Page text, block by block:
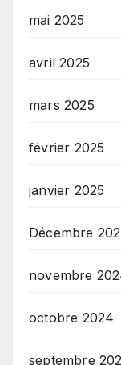
mai 2025
avril 2025
mars 2025
février 2025
janvier 2025
Décembre
novembre
octobre 2024
septembre